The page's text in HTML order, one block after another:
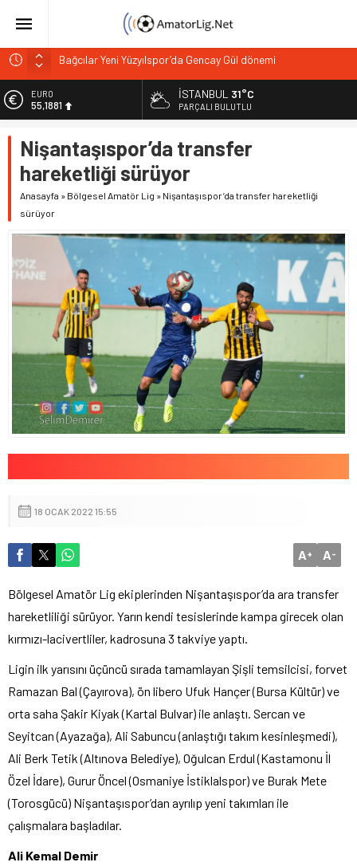
Bağcılar Yeni Yüzyılspor’da Gencay Gül dönemi
Mert Zere İstanbul Kastamonu’da göreve başladı
İstanbul 17’de 17 yaptı PGL alarm veriyor
PGL’de alarm 32 takım çekildi, 50’ye ulaşabilir!
Vefa Kulübü’nde yeni başkan adayı belli oldu
EURO
55,1881
6.660,55
BİST
13.779,39
DOLAR
İSTANBUL 31°C
PARÇALI BULUTLU
Nişantaşıspor’da transfer
hareketliği sürüyor
Anasayfa » Bölgesel Amatör Lig » Nişantaşıspor’da transfer hareketliği
sürüyor
18 OCAK 2022 15:55
A+ A-
Bölgesel Amatör Lig ekiplerinden Nişantaşıspor’da ara transfer
hareketliliği sürüyor. Yarın kendi tesislerinde kampa girecek olan
kırmızı-lacivertliler, kadrosuna 3 takviye yaptı.
Ligin ilk yarısını üçüncü sırada tamamlayan Şişli temsilcisi, forvet
Ramazan Bal (Çayırova), ön libero Ufuk Hançer (Bursa Kültür) ve
orta saha Şakir Kiyak (Kartal Bulvar) ile anlaştı. Sercan ve
Seyitcan (Ayazağa), Ali Sabuncu (anlaştığı takım kesinleşmedi),
Ali Berk Tetik (Altınova Belediye), Oğulcan Erdul (Kastamonu İl
Özel İdare), Gurur Öncel (Osmaniye İstiklalspor) ve Burak Mete
(Torosgücü) Nişantaşıspor’dan ayrılıp yeni takımları ile
çalışmalara başladılar.
Ali Kemal Demir